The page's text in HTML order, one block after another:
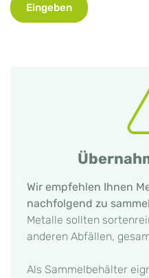
Eingeben
Wir empfehlen Ihnen
nachfolgend zu
Metalle sollten
anderen Abfällen,
Als Sammelbehälter